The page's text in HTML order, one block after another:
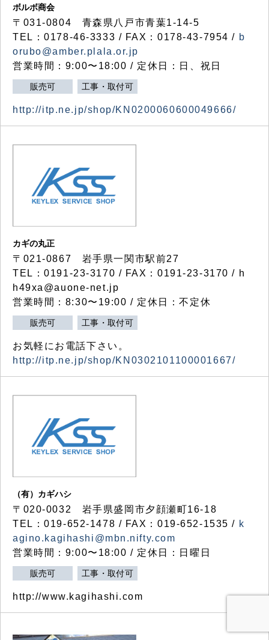
ボルボ商会
〒031-0804 青森県八戸市青葉1-14-5
TEL：0178-46-3333 / FAX：0178-43-7954 / b
orubo@amber.plala.or.jp
営業時間：9:00〜18:00 / 定休日：日、祝日
販売可 工事・取付可
http://itp.ne.jp/shop/KN0200060600049666/
カギの丸正
〒021-0867 岩手県一関市駅前27
TEL：0191-23-3170 / FAX：0191-23-3170 / h
h49xa@auone-net.jp
営業時間：8:30〜19:00 / 定休日：不定休
販売可 工事・取付可
お気軽にお電話下さい。
http://itp.ne.jp/shop/KN0302101100001667/
（有）カギハシ
〒020-0032 岩手県盛岡市夕顔瀬町16-18
TEL：019-652-1478 / FAX：019-652-1535 / k
agino.kagihashi@mbn.nifty.com
営業時間：9:00〜18:00 / 定休日：日曜日
販売可 工事・取付可
http://www.kagihashi.com